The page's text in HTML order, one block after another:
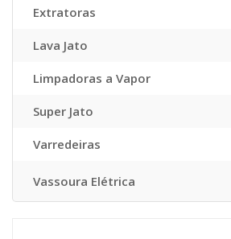
Extratoras
Lava Jato
Limpadoras a Vapor
Super Jato
Varredeiras
Vassoura Elétrica